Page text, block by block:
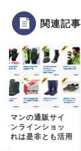
関連記事
クマンの通販サイ
オンラインショッ
これは是非とも活用
...